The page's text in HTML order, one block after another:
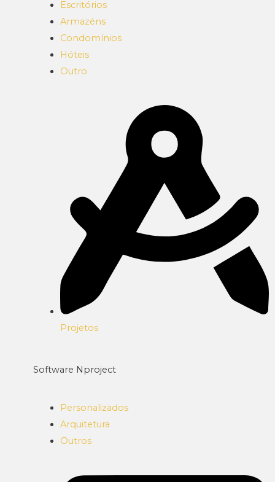
Escritórios
Armazéns
Condomínios
Hóteis
Outro
Projetos
Software Nproject
Personalizados
Arquitetura
Outros